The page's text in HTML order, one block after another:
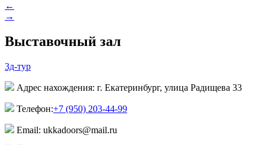
←
→
Выставочный зал
3д-тур
Адрес нахождения: г. Екатеринбург, улица Радищева 33
Телефон:+7 (950) 203-44-99
Email: ukkadoors@mail.ru